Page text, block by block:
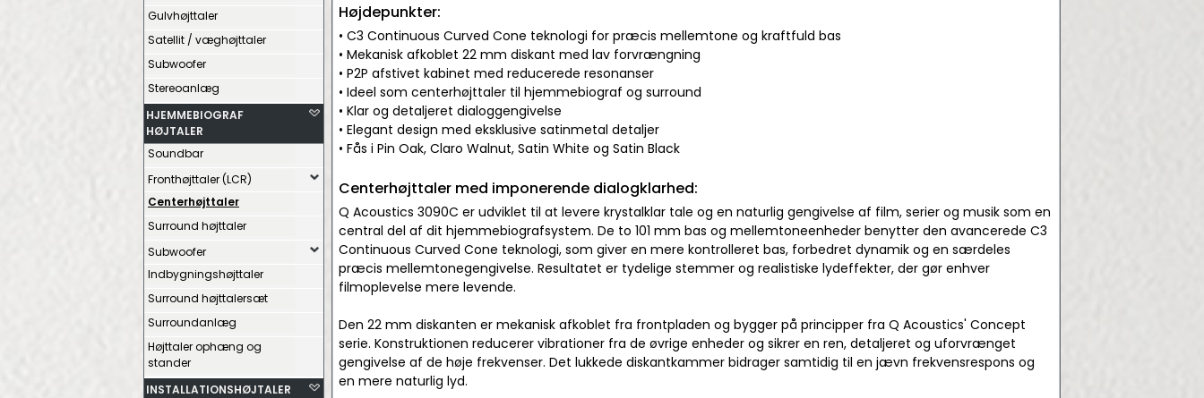
Gulvhøjttaler
Satellit / væghøjttaler
Subwoofer
Stereoanlæg
HJEMMEBIOGRAF
HØJTALER
Soundbar
Fronthøjttaler (LCR)
Centerhøjttaler
Surround højttaler
Subwoofer
Indbygningshøjttaler
Surround højttalersæt
Surroundanlæg
Højttaler ophæng og
stander
INSTALLATIONSHØJTALER
Højdepunkter:
• C3 Continuous Curved Cone teknologi for præcis mellemtone og kraftfuld bas
• Mekanisk afkoblet 22 mm diskant med lav forvrængning
• P2P afstivet kabinet med reducerede resonanser
• Ideel som centerhøjttaler til hjemmebiograf og surround
• Klar og detaljeret dialoggengivelse
• Elegant design med eksklusive satinmetal detaljer
• Fås i Pin Oak, Claro Walnut, Satin White og Satin Black
Centerhøjttaler med imponerende dialogklarhed:
Q Acoustics 3090C er udviklet til at levere krystalklar tale og en naturlig gengivelse af film, serier og musik som en
central del af dit hjemmebiografsystem. De to 101 mm bas og mellemtoneenheder benytter den avancerede C3
Continuous Curved Cone teknologi, som giver en mere kontrolleret bas, forbedret dynamik og en særdeles
præcis mellemtonegengivelse. Resultatet er tydelige stemmer og realistiske lydeffekter, der gør enhver
filmoplevelse mere levende.
Den 22 mm diskanten er mekanisk afkoblet fra frontpladen og bygger på principper fra Q Acoustics' Concept
serie. Konstruktionen reducerer vibrationer fra de øvrige enheder og sikrer en ren, detaljeret og uforvrænget
gengivelse af de høje frekvenser. Det lukkede diskantkammer bidrager samtidig til en jævn frekvensrespons og
en mere naturlig lyd.